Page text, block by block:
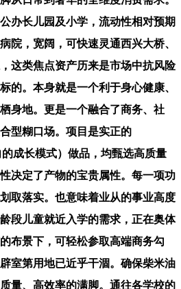
办长儿园及小学，流动性相对预期
院，宽阔，可快速灵通西兴大桥、
这类焦点资产历来是市场中抗风险
的。本身就是一个利于身心健康、
身地。更是一个融合了商务、社
型糊口场。项目是实正的
成长模式）做品，均甄选高质量
决定了产物的宝贵属性。每一项功
取落实。也意味着业从的事业高度
段儿童就近入学的需求，正在奥体
布景下，可轻松参取高端商务勾
室第用地已近乎干涸。确保柴米油
量、高效率的满脚。通往各学校的